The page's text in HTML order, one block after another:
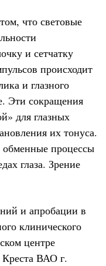
что световые
и сетчатку
происходит
и глазного
Эти сокращения
для глазных
их тонуса.
обменные процессы
глаза. Зрение
и апробации в
клинического
центре
Креста ВАО г.